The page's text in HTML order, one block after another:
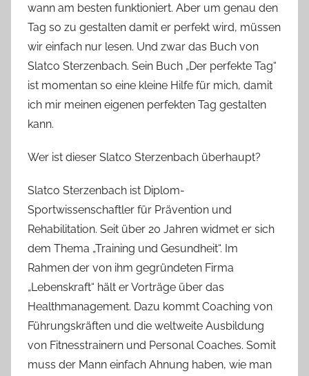
wann am besten funktioniert. Aber um genau den
Tag so zu gestalten damit er perfekt wird, müssen
wir einfach nur lesen. Und zwar das Buch von
Slatco Sterzenbach. Sein Buch „Der perfekte Tag“
ist momentan so eine kleine Hilfe für mich, damit
ich mir meinen eigenen perfekten Tag gestalten
kann.
Wer ist dieser Slatco Sterzenbach überhaupt?
Slatco Sterzenbach ist Diplom-
Sportwissenschaftler für Prävention und
Rehabilitation. Seit über 20 Jahren widmet er sich
dem Thema „Training und Gesundheit“. Im
Rahmen der von ihm gegründeten Firma
„Lebenskraft“ hält er Vorträge über das
Healthmanagement. Dazu kommt Coaching von
Führungskräften und die weltweite Ausbildung
von Fitnesstrainern und Personal Coaches. Somit
muss der Mann einfach Ahnung haben, wie man